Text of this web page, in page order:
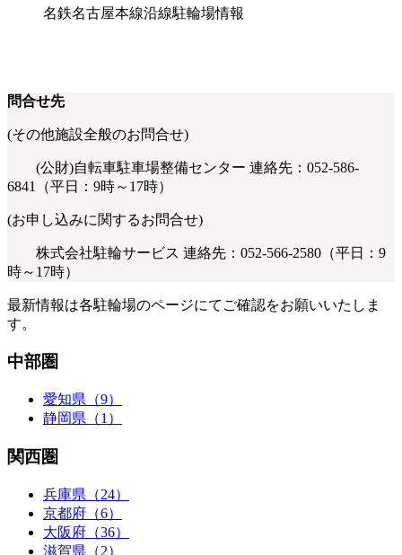
名鉄名古屋本線沿線駐輪場情報
問合せ先
(その他施設全般のお問合せ)
(公財)自転車駐車場整備センター 連絡先：052-586-
6841（平日：9時～17時）
(お申し込みに関するお問合せ)
株式会社駐輪サービス 連絡先：052-566-2580（平日：9
時～17時）
最新情報は各駐輪場のページにてご確認をお願いいたしま
す。
中部圏
愛知県（9）
静岡県（1）
関西圏
兵庫県（24）
京都府（6）
大阪府（36）
滋賀県（2）